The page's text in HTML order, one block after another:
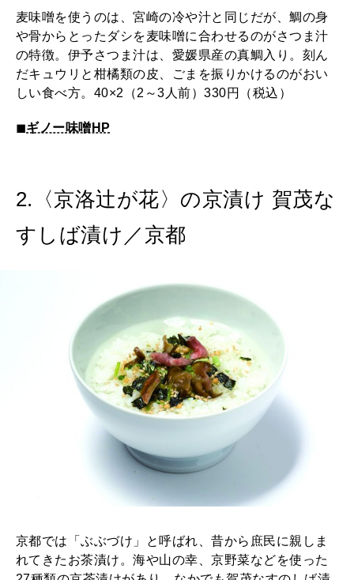
2026年2月号「良運を掴む 新・開運術。」
2026年1月号「猫がいれば、幸せ」
麦味噌を使うのは、宮崎の冷や汁と同じだが、鯛の身
や骨からとったダシを麦味噌に合わせるのがさつま汁
の特徴。伊予さつま汁は、愛媛県産の真鯛入り。刻ん
だキュウリと柑橘類の皮、ごまを振りかけるのがおい
しい食べ方。40×2（2～3人前）330円（税込）
◼︎ギノー味噌HP
2.〈京洛辻が花〉の京漬け 賀茂な
すしば漬け／京都
京都では「ぶぶづけ」と呼ばれ、昔から庶民に親しま
れてきたお茶漬け。海や山の幸、京野菜などを使った